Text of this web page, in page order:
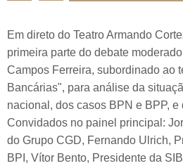
Em direto do Teatro Armando
primeira parte do debate
Campos Ferreira, subordinado ao
Bancárias", para análise da
nacional, dos casos BPN e BPP,
Convidados no painel principal:
do Grupo CGD, Fernando Ulrich,
BPI, Vítor Bento, Presidente da